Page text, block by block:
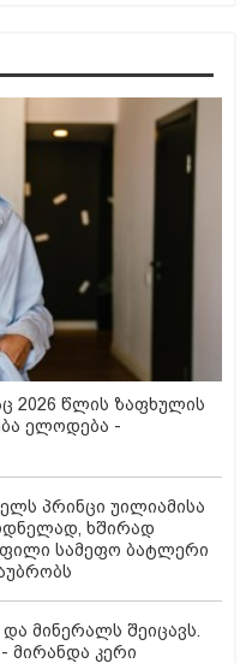
2026 წლის ზაფხულის
ელოდება -
პრინცი უილიამისა
ხშირად
სამეფო ბატლერი
მინერალს შეიცავს.
მირანდა კერი